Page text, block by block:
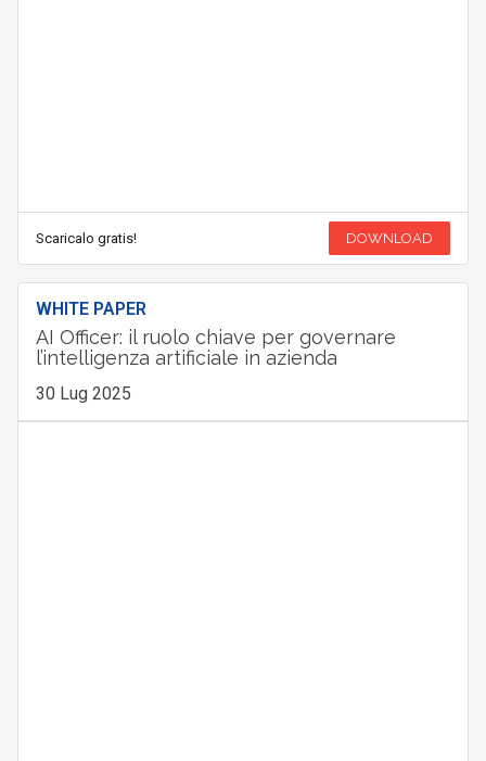
Scaricalo gratis! DOWNLOAD
WHITE PAPER
AI Officer: il ruolo chiave per governare
l’intelligenza artificiale in azienda
30 Lug 2025